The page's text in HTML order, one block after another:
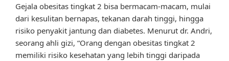
Gejala obesitas tingkat 2 bisa bermacam-macam, mulai
dari kesulitan bernapas, tekanan darah tinggi, hingga
risiko penyakit jantung dan diabetes. Menurut dr. Andri,
seorang ahli gizi, “Orang dengan obesitas tingkat 2
memiliki risiko kesehatan yang lebih tinggi daripada